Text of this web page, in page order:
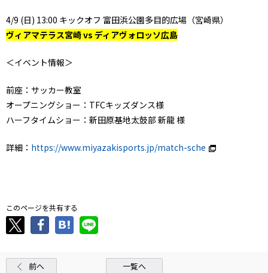
4/9 (日) 13:00 キックオフ 富田浜公園多目的広場（宮崎県）
ヴィアマテラス宮崎 vs ディアヴォロッソ広島
＜イベント情報＞
前座：サッカー教室
オープニングショー：TFCキッズダンス様
ハーフタイムショー：新田原基地太鼓部 新龍 様
詳細： https://www.miyazakisports.jp/match-sche
このページを共有する
前へ 一覧へ